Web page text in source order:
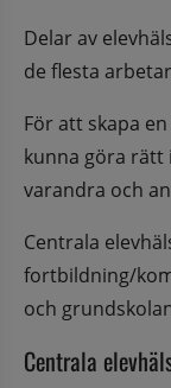
Delar av
de flesta
För att skapa
kunna göra rätt
varandra och
Centrala
fortbildning/
och
Centrala